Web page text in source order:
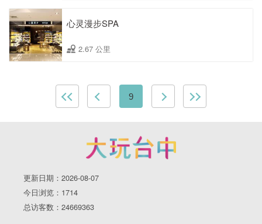
心灵漫步SPA
2.67 公里
9
更新日期：2026-08-07
今日浏览：1714
总访客数：24669363